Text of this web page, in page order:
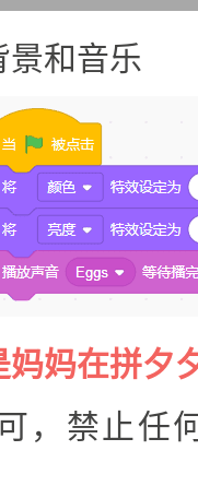
景和音乐
妈妈在拼夕
，禁止任